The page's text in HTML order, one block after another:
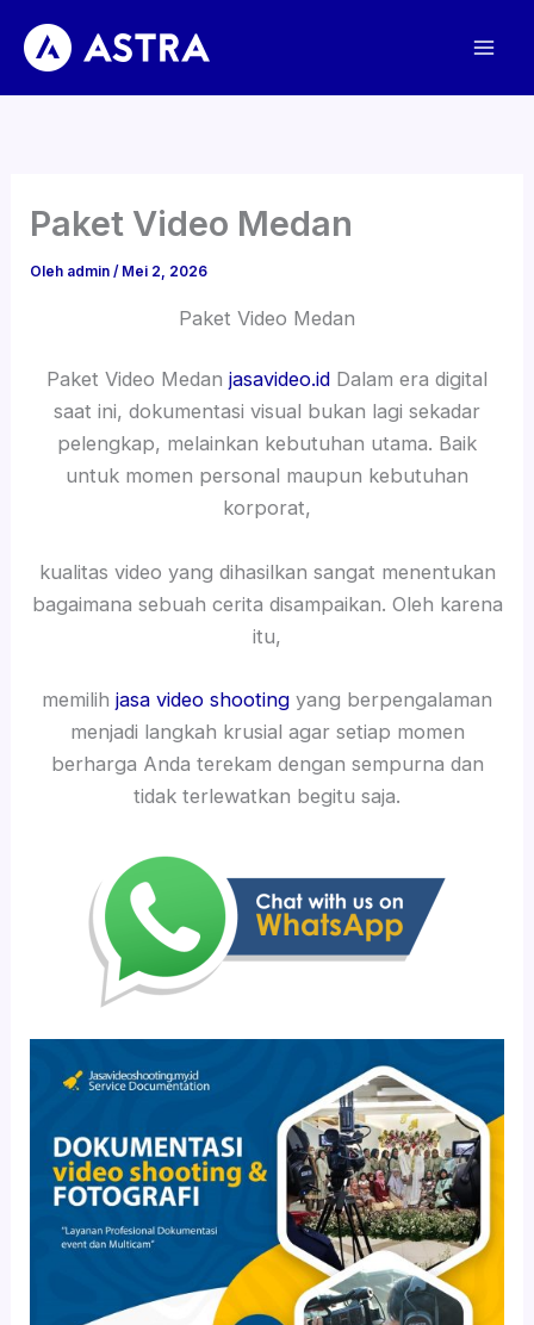
konten
Paket Video Medan
Oleh admin/ Mei 2, 2026
Paket Video Medan
Paket Video Medan jasavideo.id Dalam era digital
saat ini, dokumentasi visual bukan lagi sekadar
pelengkap, melainkan kebutuhan utama. Baik
untuk momen personal maupun kebutuhan
korporat,
kualitas video yang dihasilkan sangat menentukan
bagaimana sebuah cerita disampaikan. Oleh karena
itu,
memilih jasa video shooting yang berpengalaman
menjadi langkah krusial agar setiap momen
berharga Anda terekam dengan sempurna dan
tidak terlewatkan begitu saja.